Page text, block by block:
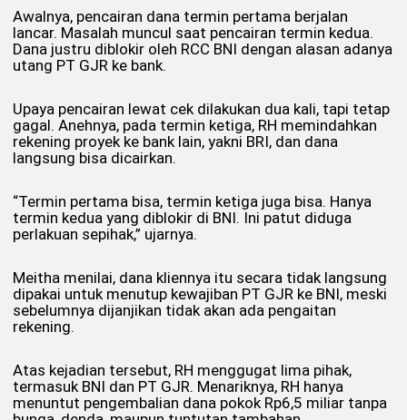
Awalnya, pencairan dana termin pertama berjalan
lancar. Masalah muncul saat pencairan termin kedua.
Dana justru diblokir oleh RCC BNI dengan alasan adanya
utang PT GJR ke bank.
Upaya pencairan lewat cek dilakukan dua kali, tapi tetap
gagal. Anehnya, pada termin ketiga, RH memindahkan
rekening proyek ke bank lain, yakni BRI, dan dana
langsung bisa dicairkan.
“Termin pertama bisa, termin ketiga juga bisa. Hanya
termin kedua yang diblokir di BNI. Ini patut diduga
perlakuan sepihak,” ujarnya.
Meitha menilai, dana kliennya itu secara tidak langsung
dipakai untuk menutup kewajiban PT GJR ke BNI, meski
sebelumnya dijanjikan tidak akan ada pengaitan
rekening.
Atas kejadian tersebut, RH menggugat lima pihak,
termasuk BNI dan PT GJR. Menariknya, RH hanya
menuntut pengembalian dana pokok Rp6,5 miliar tanpa